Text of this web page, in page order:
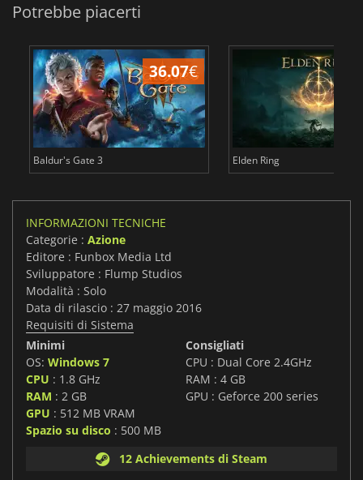
Potrebbe piacerti
36.07€
Baldur's Gate 3 Elden Ring
INFORMAZIONI TECNICHE
Categorie : Azione
Editore : Funbox Media Ltd
Sviluppatore : Flump Studios
Modalità : Solo
Data di rilascio : 27 maggio 2016
Requisiti di Sistema
Minimi
OS: Windows 7
CPU : 1.8 GHz
RAM : 2 GB
GPU : 512 MB VRAM
Spazio su disco : 500 MB
Consigliati
CPU : Dual Core 2.4GHz
RAM : 4 GB
GPU : Geforce 200 series
12 Achievements di Steam